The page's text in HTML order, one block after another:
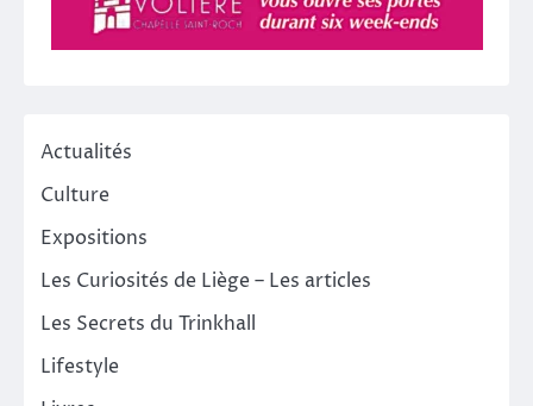
Actualités
Culture
Expositions
Les Curiosités de Liège – Les articles
Les Secrets du Trinkhall
Lifestyle